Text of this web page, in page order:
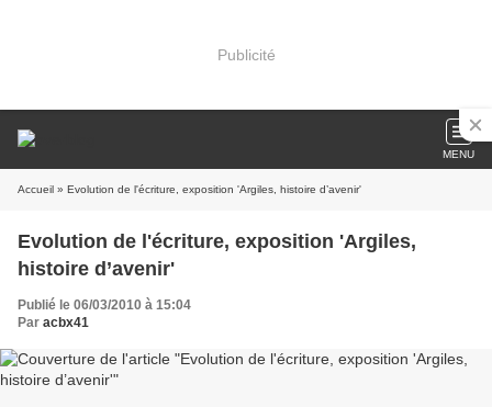
Publicité
MENU
Accueil » Evolution de l'écriture, exposition 'Argiles, histoire d’avenir'
Evolution de l'écriture, exposition 'Argiles,
histoire d’avenir'
Publié le 06/03/2010 à 15:04
Par acbx41